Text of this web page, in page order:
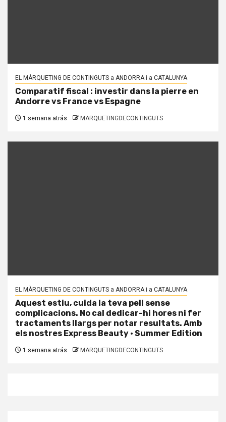
EL MÀRQUETING DE CONTINGUTS a ANDORRA i a CATALUNYA
Comparatif fiscal : investir dans la pierre en
Andorre vs France vs Espagne
1 semana atrás MARQUETINGDECONTINGUTS
EL MÀRQUETING DE CONTINGUTS a ANDORRA i a CATALUNYA
Aquest estiu, cuida la teva pell sense
complicacions. No cal dedicar-hi hores ni fer
tractaments llargs per notar resultats. Amb
els nostres Express Beauty · Summer Edition
1 semana atrás MARQUETINGDECONTINGUTS